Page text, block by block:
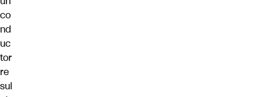
co
nd
uc
tor
re
sul